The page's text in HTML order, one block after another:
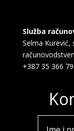
Služba
Selma Kurević,
+387 35 366